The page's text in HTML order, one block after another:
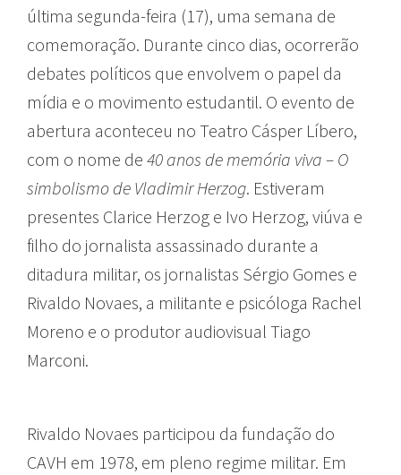
última segunda-feira (17), uma semana de
comemoração. Durante cinco dias, ocorrerão
debates políticos que envolvem o papel da
mídia e o movimento estudantil. O evento de
abertura aconteceu no Teatro Cásper Líbero,
com o nome de 40 anos de memória viva – O
simbolismo de Vladimir Herzog. Estiveram
presentes Clarice Herzog e Ivo Herzog, viúva e
filho do jornalista assassinado durante a
ditadura militar, os jornalistas Sérgio Gomes e
Rivaldo Novaes, a militante e psicóloga Rachel
Moreno e o produtor audiovisual Tiago
Marconi.
Rivaldo Novaes participou da fundação do
CAVH em 1978, em pleno regime militar. Em